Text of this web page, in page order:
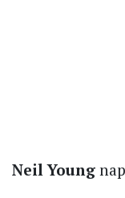
Neil Young